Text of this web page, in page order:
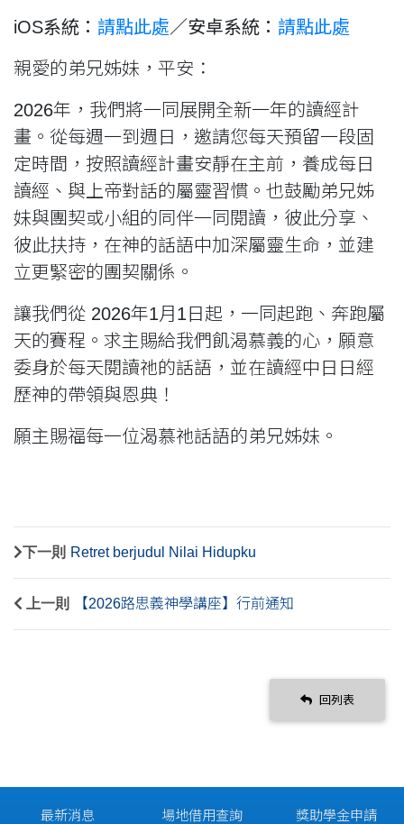
iOS系統： 請點此處／安卓系統： 請點此處
親愛的弟兄姊妹，平安：
2026年，我們將一同展開全新一年的讀經計
畫。從每週一到週日，邀請您每天預留一段固
定時間，按照讀經計畫安靜在主前，養成每日
讀經、與上帝對話的屬靈習慣。也鼓勵弟兄姊
妹與團契或小組的同伴一同閱讀，彼此分享、
彼此扶持，在神的話語中加深屬靈生命，並建
立更緊密的團契關係。
讓我們從 2026年1月1日起，一同起跑、奔跑屬
天的賽程。求主賜給我們飢渴慕義的心，願意
委身於每天閱讀祂的話語，並在讀經中日日經
歷神的帶領與恩典！
願主賜福每一位渴慕祂話語的弟兄姊妹。
下一則 Retret berjudul Nilai Hidupku
上一則 【2026路思義神學講座】行前通知
回列表
最新消息 場地借用查詢 獎助學金申請